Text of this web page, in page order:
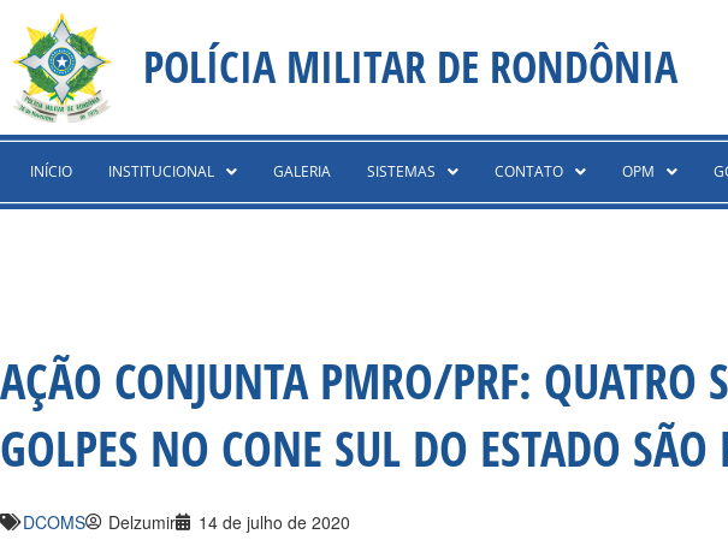
content
para
conteúdo
POLÍCIA MILITAR DE RONDÔNIA
INÍCIO INSTITUCIONAL GALERIA SISTEMAS CONTATO OPM
AÇÃO CONJUNTA PMRO/PRF: QUATRO
GOLPES NO CONE SUL DO ESTADO SÃO
DCOMS Delzumir 14 de julho de 2020